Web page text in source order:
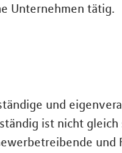
Unternehmen tätig.
und
ist nicht
und